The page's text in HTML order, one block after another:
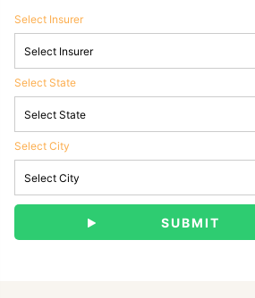
Select Insurer
Select State
Select City